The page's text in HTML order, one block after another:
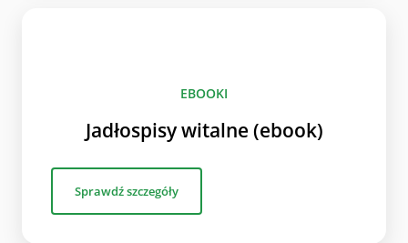
EBOOKI
Jadłospisy witalne (ebook)
Sprawdź szczegóły